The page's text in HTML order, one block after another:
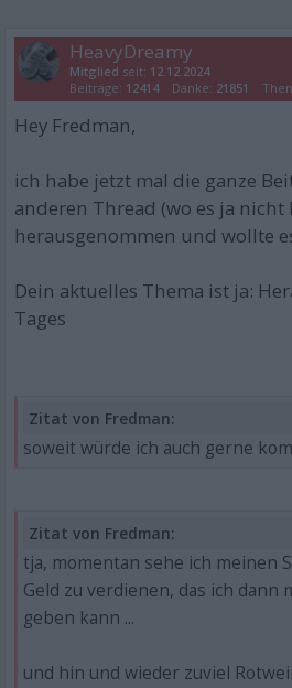
HeavyDreamy
Mitglied seit: 12.12.2024
Beiträge: 12414 Danke: 21851
Hey Fredman,
ich habe jetzt mal die ganze
anderen Thread (wo es ja
herausgenommen und wollte
Dein aktuelles Thema ist ja:
Tages
Zitat von Fredman:
soweit würde ich auch gerne
Zitat von Fredman:
tja, momentan sehe ich meinen
Geld zu verdienen, das ich dann
geben kann ...
und hin und wieder zuviel